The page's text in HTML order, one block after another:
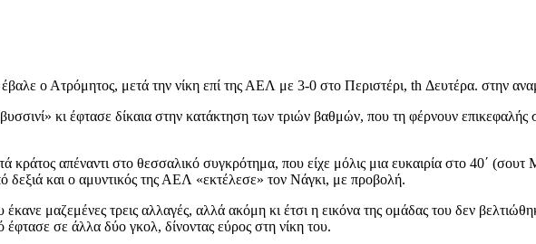
ο Ατρόμητος, μετά την νίκη επί της ΑΕΛ με 3-0 στο Περιστέρι, th Δευτέρα. στην
κι έφτασε δίκαια στην κατάκτηση των τριών βαθμών, που τη φέρνουν
κράτος απέναντι στο θεσσαλικό συγκρότημα, που είχε μόλις μια ευκαιρία στο 40΄
και ο αμυντικός της ΑΕΛ «εκτέλεσε» τον Νάγκι, με προβολή.
μαζεμένες τρεις αλλαγές, αλλά ακόμη κι έτσι η εικόνα της ομάδας του δεν
σε άλλα δύο γκολ, δίνοντας εύρος στη νίκη του.